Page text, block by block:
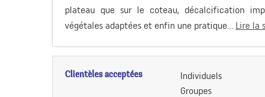
plateau que sur le coteau, décalcification
végétales adaptées et enfin une pratique... Lire la
Clientèles acceptées
Individuels
Groupes